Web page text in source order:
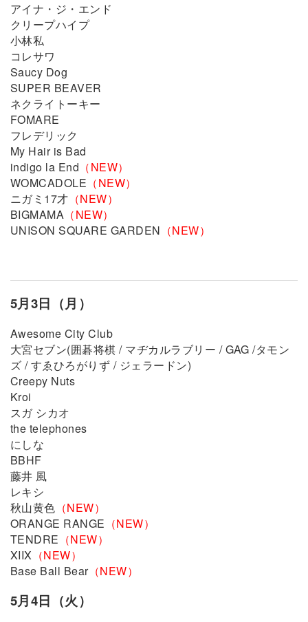
アイナ・ジ・エンド
クリープハイプ
小林私
コレサワ
Saucy Dog
SUPER BEAVER
ネクライトーキー
FOMARE
フレデリック
My Hair is Bad
indigo la End （NEW）
WOMCADOLE （NEW）
ニガミ17才 （NEW）
BIGMAMA （NEW）
UNISON SQUARE GARDEN （NEW）
5月3日（月）
Awesome City Club
大宮セブン(囲碁将棋 / マヂカルラブリー / GAG /タモン
ズ / すゑひろがりず / ジェラードン)
Creepy Nuts
Kroi
スガ シカオ
the telephones
にしな
BBHF
藤井 風
レキシ
秋山黄色 （NEW）
ORANGE RANGE （NEW）
TENDRE （NEW）
XIIX （NEW）
Base Ball Bear（NEW）
5月4日（火）